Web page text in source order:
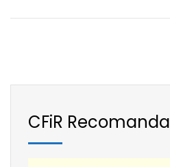
CFiR Recomanda